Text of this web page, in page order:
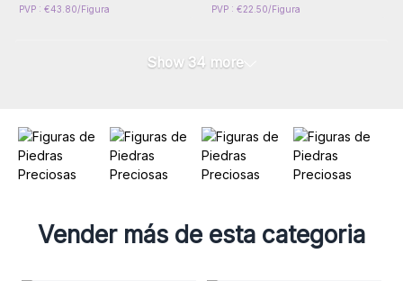
PVP : €43.80/Figura PVP : €22.50/Figura
Show 34 more
Vender más de esta categoria